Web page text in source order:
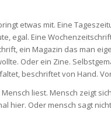
etwas mit. Eine
egal. Eine
ein Magazin das man
Oder ein Zine.
beschriftet von Hand.
liest. Mensch zeigt
hier. Oder mensch sagt